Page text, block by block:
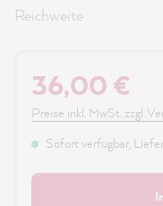
Reichweite
36,00 €
Preise inkl. MwSt. zzgl.
Sofort verfügbar,